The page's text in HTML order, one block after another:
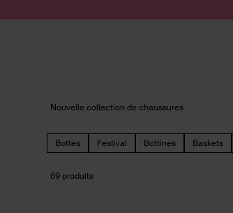
Nouvelle collection de chaussures
Bottes Festival Bottines Baskets
69 produits